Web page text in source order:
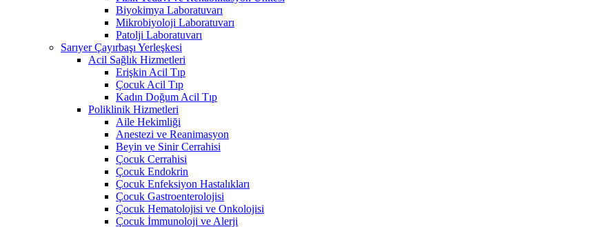
Biyokimya Laboratuvarı
Mikrobiyoloji Laboratuvarı
Patolji Laboratuvarı
Sarıyer Çayırbaşı Yerleşkesi
Acil Sağlık Hizmetleri
Erişkin Acil Tıp
Çocuk Acil Tıp
Kadın Doğum Acil Tıp
Poliklinik Hizmetleri
Aile Hekimliği
Anestezi ve Reanimasyon
Beyin ve Sinir Cerrahisi
Çocuk Cerrahisi
Çocuk Endokrin
Çocuk Enfeksiyon Hastalıkları
Çocuk Gastroenterolojisi
Çocuk Hematolojisi ve Onkolojisi
Çocuk İmmunoloji ve Alerji